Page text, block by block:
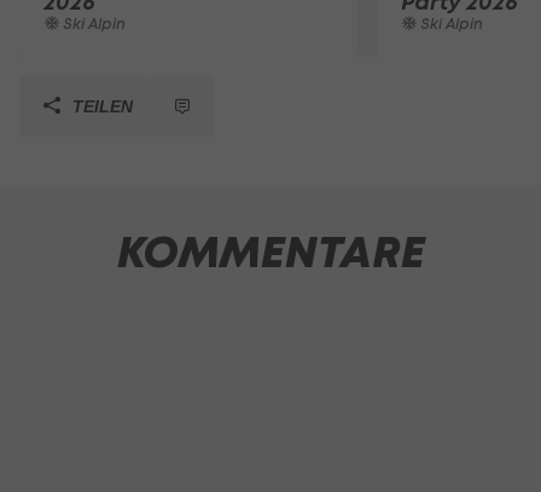
Ski Alpin Ski Alpin
TEILEN
KOMMENTARE